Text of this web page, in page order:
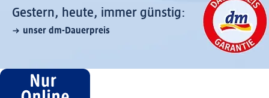
Gestern, heute, immer günstig:
unser dm-Dauerpreis